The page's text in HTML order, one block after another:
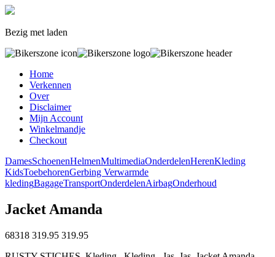
Bezig met laden
Home
Verkennen
Over
Disclaimer
Mijn Account
Winkelmandje
Checkout
DamesSchoenenHelmenMultimediaOnderdelenHerenKleding
KidsToebehorenGerbing Verwarmde
kledingBagageTransportOnderdelenAirbagOnderhoud
Jacket Amanda
68318 319.95 319.95